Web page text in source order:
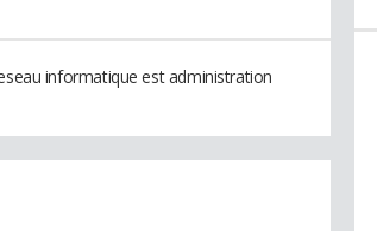
informatique est administration